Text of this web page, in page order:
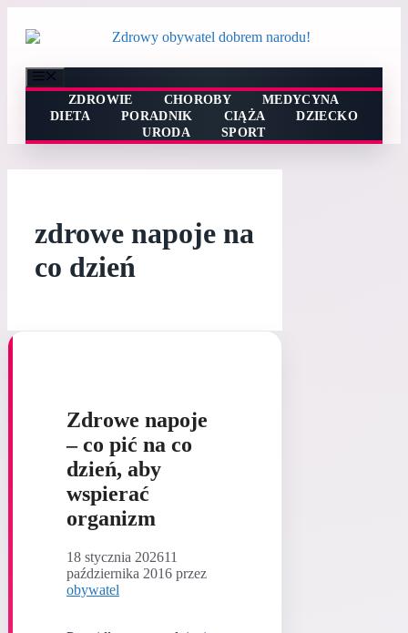
treści
ZDROWIE
CHOROBY
MEDYCYNA
DIETA
PORADNIK CIĄŻA
DZIECKO
URODA
SPORT
zdrowe napoje na
co dzień
Zdrowe napoje
– co pić na co
dzień, aby
wspierać
organizm
18 stycznia 202611
października 2016 przez
obywatel